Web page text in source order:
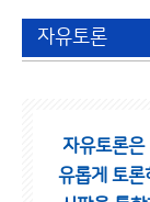
자유토론
자유토론은
유롭게 토론